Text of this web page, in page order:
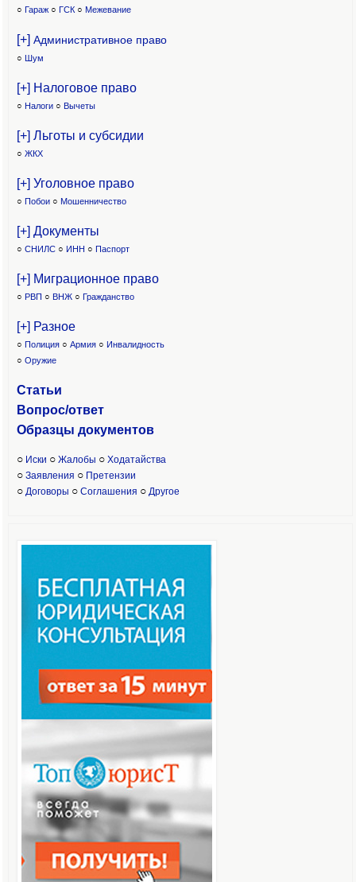
○ Гараж ○ ГСК ○ Межевание
[+] Административное право
○ Шум
[+] Налоговое право
○ Налоги ○ Вычеты
[+] Льготы и субсидии
○ ЖКХ
[+] Уголовное право
○ Побои ○ Мошенничество
[+] Документы
○ СНИЛС ○ ИНН ○ Паспорт
[+] Миграционное право
○ РВП ○ ВНЖ ○ Гражданство
[+] Разное
○ Полиция ○ Армия ○ Инвалидность
○ Оружие
Статьи
Вопрос/ответ
Образцы документов
○ Иски ○ Жалобы ○ Ходатайства
○ Заявления ○ Претензии
○ Договоры ○ Соглашения ○ Другое